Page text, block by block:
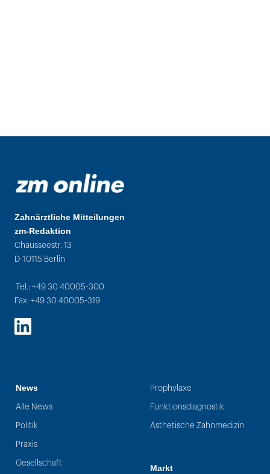
Zahnärztliche Mitteilungen
zm-Redaktion
Chausseestr. 13
D-10115 Berlin
Tel.: +49 30 40005-300
Fax: +49 30 40005-319
LinkedIn
News
Alle News
Politik
Praxis
Gesellschaft
Prophylaxe
Funktionsdiagnostik
Ästhetische Zahnmedizin
Markt